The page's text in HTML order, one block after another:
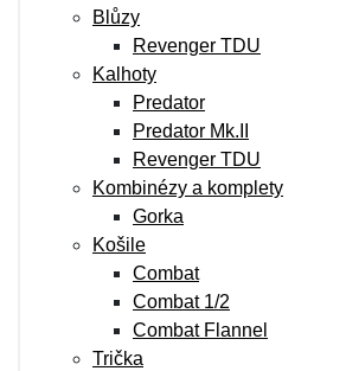
Blůzy
Revenger TDU
Kalhoty
Predator
Predator Mk.II
Revenger TDU
Kombinézy a komplety
Gorka
Košile
Combat
Combat 1/2
Combat Flannel
Trička